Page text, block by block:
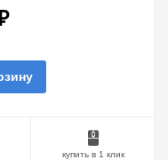
купить в 1 клик